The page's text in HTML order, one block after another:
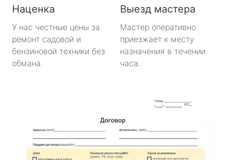
Наценка
У нас честные цены за
ремонт садовой и
бензиновой техники без
обмана.
Выезд мастера
Мастер оперативно
приезжает к месту
назначения в течении
часа.